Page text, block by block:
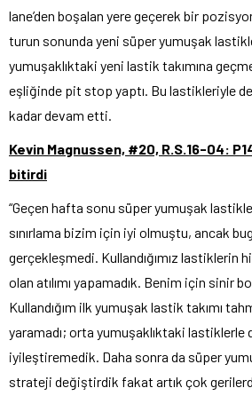
lane’den boşalan yere geçerek bir
turun sonunda yeni süper yumuşak
yumuşaklıktaki yeni lastik takımına
eşliğinde pit stop yaptı. Bu lastikleriyle de
kadar devam etti.
Kevin Magnussen, #20, R.S.16-04:
bitirdi
“Geçen hafta sonu süper yumuşak
sınırlama bizim için iyi olmuştu, ancak
gerçekleşmedi. Kullandığımız lastiklerin
olan atılımı yapamadık. Benim için sinir
Kullandığım ilk yumuşak lastik takımı
yaramadı; orta yumuşaklıktaki lastiklerle
iyileştiremedik. Daha sonra da süper
strateji değiştirdik fakat artık çok